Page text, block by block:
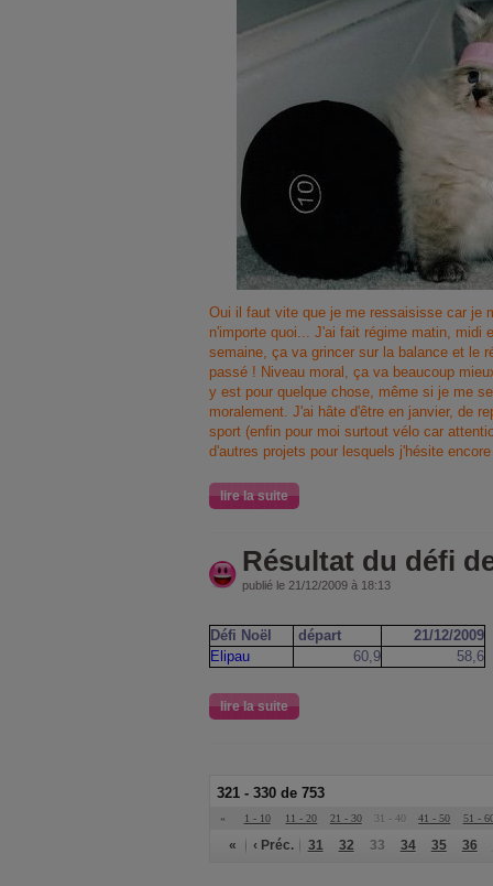
Oui il faut vite que je me ressaisisse car je
n'importe quoi... J'ai fait régime matin, midi
semaine, ça va grincer sur la balance et le
passé ! Niveau moral, ça va beaucoup
y est pour quelque chose, même si je me
moralement. J'ai hâte d'être en janvier, de
sport (enfin pour moi surtout vélo car
d'autres projets pour lesquels j'hésite
lire la suite
Résultat du défi
publié le 21/12/2009 à 18:13
Défi Noël départ
21/12/2009
Elipau
60,9 58,6
lire la suite
321 - 330 de 753
« 1 - 10 11 - 20 21 - 30 31 - 40 41 - 50 51 -
« ‹ Préc. 31 32 33 34 35 36